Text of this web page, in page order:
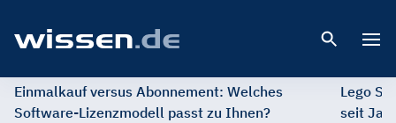
Einmalkauf versus Abonnement: Welches
Software-Lizenzmodell passt zu Ihnen?
Lego
seit